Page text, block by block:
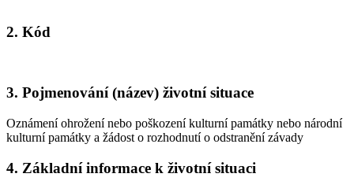
2. Kód
3. Pojmenování (název) životní situace
Oznámení ohrožení nebo poškození kulturní památky nebo národní
kulturní památky a žádost o rozhodnutí o odstranění závady
4. Základní informace k životní situaci